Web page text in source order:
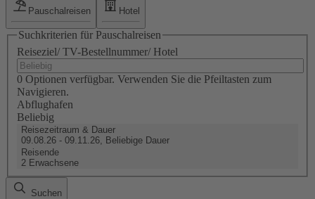
Pauschalreisen Hotel
Suchkriterien für Pauschalreisen
Reiseziel/ TV-Bestellnummer/ Hotel
0 Optionen verfügbar. Verwenden Sie die Pfeiltasten zum
Navigieren.
Abflughafen
Beliebig
Reisezeitraum & Dauer
09.08.26 - 09.11.26, Beliebige Dauer
Reisende
2 Erwachsene
Suchen